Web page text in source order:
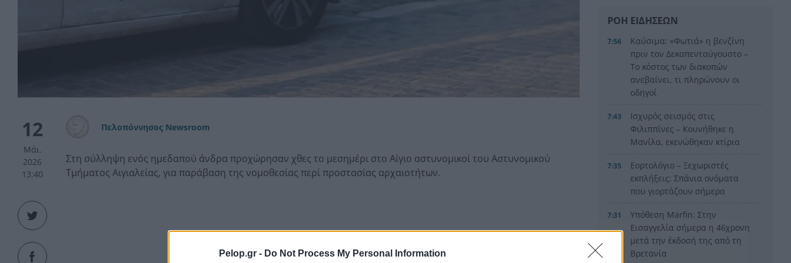
Pelop.gr - Do Not Process My Personal Information
12
Μάι.
2026
13:40
Πελοπόννησος Newsroom
Στη σύλληψη ενός ημεδαπού άνδρα προχώρησαν χθες το μεσημέρι στο Αίγιο αστυνομικοί του Αστυνομικού
Τμήματος Αιγιαλείας, για παράβαση της νομοθεσίας περί προστασίας αρχαιοτήτων.
ΡΟΗ ΕΙΔΗΣΕΩΝ
7:56
Καύσιμα: «Φωτιά» η βενζίνη
πριν τον Δεκαπενταύγουστο –
Το κόστος των διακοπών
ανεβαίνει, τι πληρώνουν οι
οδηγοί
7:43
Ισχυρός σεισμός στις
Φιλιππίνες – Κουνήθηκε η
Μανίλα, εκενώθηκαν κτίρια
7:35
Εορτολόγιο – Ξεχωριστές
εκπλήξεις: Σπάνια ονόματα
που γιορτάζουν σήμερα
7:31
Υπόθεση Marfin: Στην
Εισαγγελία σήμερα η 46χρονη
μετά την έκδοσή της από τη
Βρετανία